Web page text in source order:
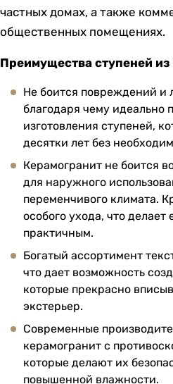
частных домах, а также
общественных помещениях.
Преимущества ступеней из
Не боится повреждений и
благодаря чему идеально
изготовления ступеней,
десятки лет без
Керамогранит не боится
для наружного
переменчивого климата.
особого ухода, что делает
практичным.
Богатый ассортимент
что дает возможность
которые прекрасно
экстерьер.
Современные
керамогранит с
которые делают их
повышенной влажности.